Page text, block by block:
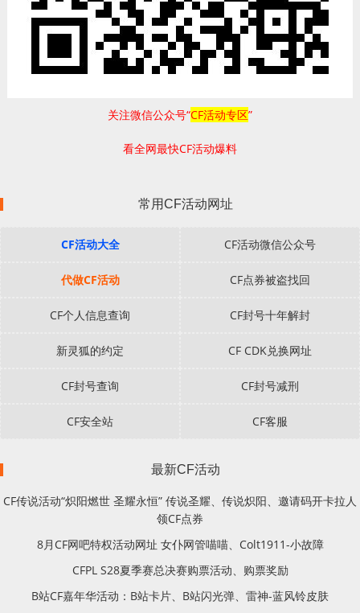
关注微信公众号“CF活动专区”
看全网最快CF活动爆料
常用CF活动网址
CF活动大全 CF活动微信公众号
代做CF活动 CF点券被盗找回
CF个人信息查询 CF封号十年解封
新灵狐的约定 CF CDK兑换网址
CF封号查询 CF封号减刑
CF安全站 CF客服
最新CF活动
CF传说活动“炽阳燃世 圣耀永恒” 传说圣耀、传说炽阳、邀请码开卡拉人
领CF点券
8月CF网吧特权活动网址 女仆网管喵喵、Colt1911-小故障
CFPL S28夏季赛总决赛购票活动、购票奖励
B站CF嘉年华活动：B站卡片、B站闪光弹、雷神-蓝风铃皮肤